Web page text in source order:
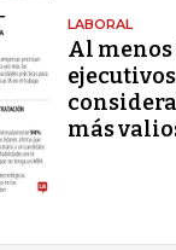
LABORAL
Al menos
más